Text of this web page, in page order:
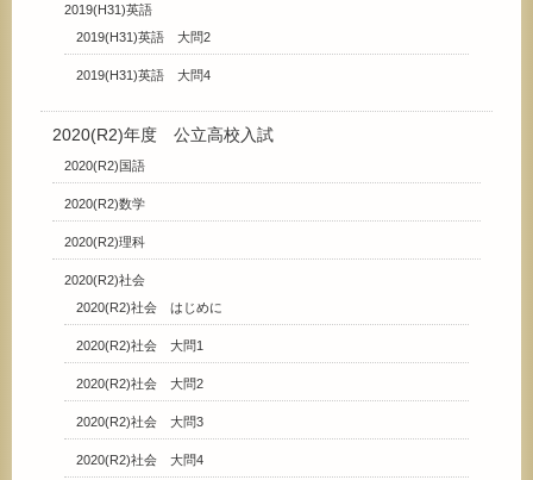
2019(H31)英語
2019(H31)英語 大問2
2019(H31)英語 大問4
2020(R2)年度 公立高校入試
2020(R2)国語
2020(R2)数学
2020(R2)理科
2020(R2)社会
2020(R2)社会 はじめに
2020(R2)社会 大問1
2020(R2)社会 大問2
2020(R2)社会 大問3
2020(R2)社会 大問4